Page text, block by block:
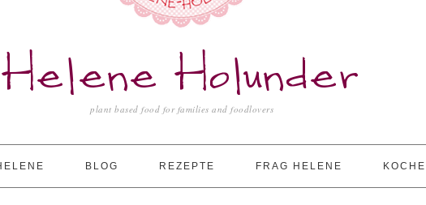
Helene Holunder
plant based food for families and foodlovers
BLOG REZEPTE FRAG HELENE